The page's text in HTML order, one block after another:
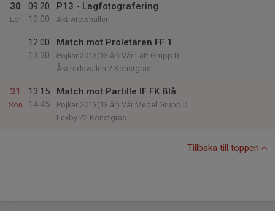
30
Lör
09:20
10:00
P13 - Lagfotografering
Aktivitetshallen
12:00
13:30
Match mot Proletären FF 1
Pojkar 2013(13 år) Vår Lätt Grupp D
Åkeredsvallen 2 Konstgräs
31
Sön
13:15
14:45
Match mot Partille IF FK Blå
Pojkar 2013(13 år) Vår Medel Grupp D
Lexby 22 Konstgräs
Tillbaka till toppen